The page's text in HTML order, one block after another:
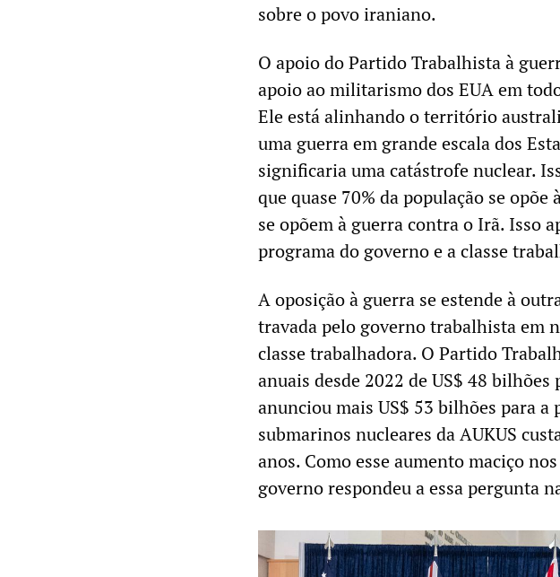
sobre o povo iraniano.
O apoio do Partido Trabalhista à
apoio ao militarismo dos EUA em
Ele está alinhando o território
uma guerra em grande escala dos
significaria uma catástrofe nuclear.
que quase 70% da população se
se opõem à guerra contra o Irã. Isso
programa do governo e a classe
A oposição à guerra se estende à
travada pelo governo trabalhista em
classe trabalhadora. O Partido
anuais desde 2022 de US$ 48
anunciou mais US$ 53 bilhões para a
submarinos nucleares da AUKUS
anos. Como esse aumento maciço
governo respondeu a essa pergunta